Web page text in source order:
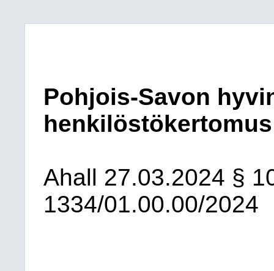
Pohjois-Savon
Ahall 27.03.2024 §
1334/01.00.00/2024